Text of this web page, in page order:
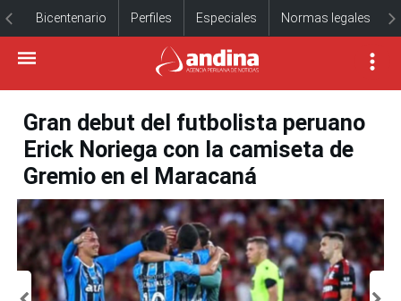
Bicentenario Perfiles Especiales Normas legales
Gran debut del futbolista peruano
Erick Noriega con la camiseta de
Gremio en el Maracaná